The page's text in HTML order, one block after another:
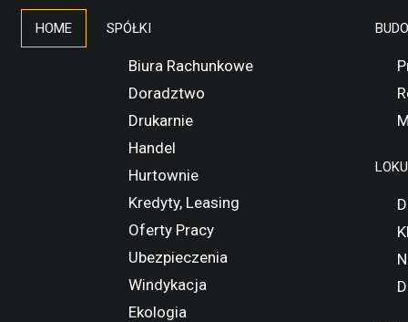
HOME SPÓŁKI
Biura Rachunkowe
Doradztwo
Drukarnie
Handel
Hurtownie
Kredyty, Leasing
Oferty Pracy
Ubezpieczenia
Windykacja
Ekologia